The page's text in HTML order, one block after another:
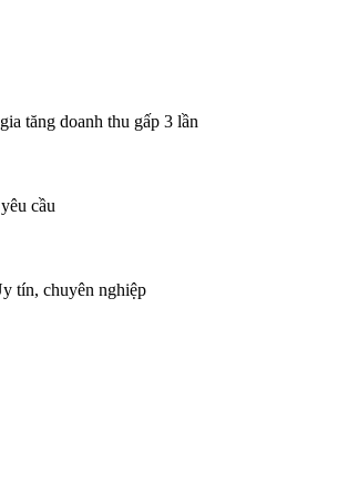
tăng doanh thu gấp 3 lần
cầu
tín, chuyên nghiệp